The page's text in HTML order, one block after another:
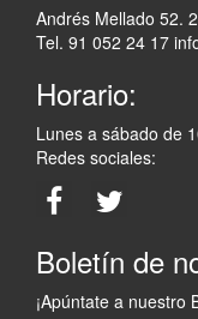
Andrés Mellado 52.
Tel. 91 052 24 17
Horario:
Lunes a sábado de
Redes sociales:
Boletín de
¡Apúntate a nuestro